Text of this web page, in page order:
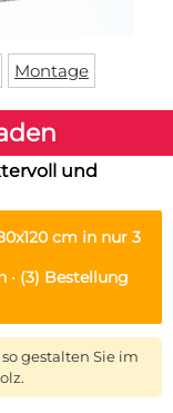
Montage
und
cmin nur 3
· (3) Bestellung
gestalten Sie im